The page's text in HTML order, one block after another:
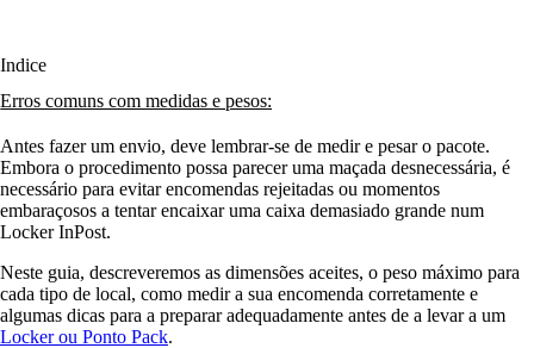
Índice
Erros comuns com medidas e pesos:
Antes fazer um envio, deve lembrar-se de medir e pesar o pacote.
Embora o procedimento possa parecer uma maçada desnecessária, é
necessário para evitar encomendas rejeitadas ou momentos
embaraçosos a tentar encaixar uma caixa demasiado grande num
Locker InPost.
Neste guia, descreveremos as dimensões aceites, o peso máximo para
cada tipo de local, como medir a sua encomenda corretamente e
algumas dicas para a preparar adequadamente antes de a levar a um
Locker ou Ponto Pack.